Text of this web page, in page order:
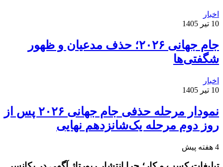
اخبار
10 تیر 1405
جام جهانی ۲۰۲۶؛ حذف مدعیان و ظهور
شگفتی‌ها
اخبار
10 تیر 1405
نمودار مرحله حذفی جام جهانی ۲۰۲۶ پس از
روز دوم مرحله یک‌شانزدهم نهایی
4 هفته پیش